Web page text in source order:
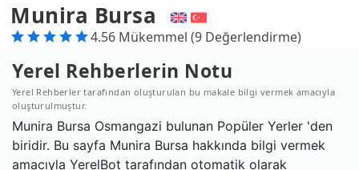
Munira Bursa
4.56 Mükemmel (9 Değerlendirme)
Yerel Rehberlerin Notu
Yerel Rehberler tarafından oluşturulan bu makale bilgi vermek amacıyla
oluşturulmuştur.
Munira Bursa Osmangazi bulunan Popüler Yerler 'den
biridir. Bu sayfa Munira Bursa hakkında bilgi vermek
amacıyla YerelBot tarafından otomatik olarak